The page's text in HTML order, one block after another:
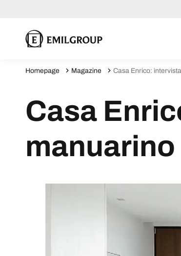
Homepage Magazine Casa Enrico:
Casa
manuarino